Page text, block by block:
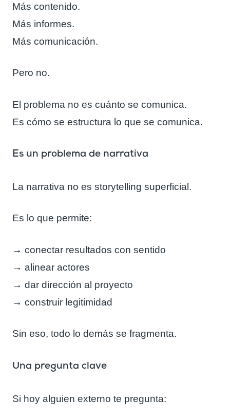
Más contenido.
Más informes.
Más comunicación.
Pero no.
El problema no es cuánto se comunica.
Es cómo se estructura lo que se comunica.
Es un problema de narrativa
La narrativa no es storytelling superficial.
Es lo que permite:
→ conectar resultados con sentido
→ alinear actores
→ dar dirección al proyecto
→ construir legitimidad
Sin eso, todo lo demás se fragmenta.
Una pregunta clave
Si hoy alguien externo te pregunta: